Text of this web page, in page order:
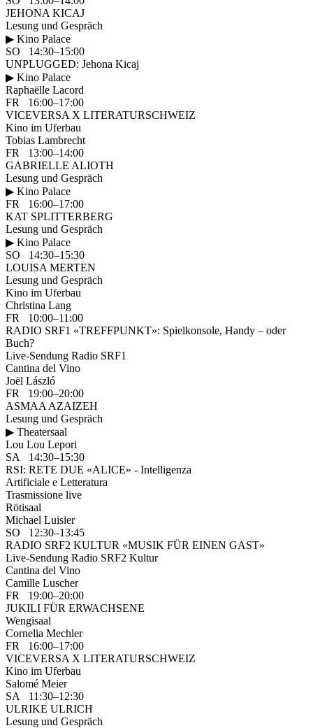
JEHONA KICAJ
Lesung und Gespräch
▶ Kino Palace
SO 14:30–15:00
UNPLUGGED: Jehona Kicaj
▶ Kino Palace
Raphaëlle Lacord
FR 16:00–17:00
VICEVERSA X LITERATURSCHWEIZ
Kino im Uferbau
Tobias Lambrecht
FR 13:00–14:00
GABRIELLE ALIOTH
Lesung und Gespräch
▶ Kino Palace
FR 16:00–17:00
KAT SPLITTERBERG
Lesung und Gespräch
▶ Kino Palace
SO 14:30–15:30
LOUISA MERTEN
Lesung und Gespräch
Kino im Uferbau
Christina Lang
FR 10:00–11:00
RADIO SRF1 «TREFFPUNKT»: Spielkonsole, Handy – oder
Buch?
Live-Sendung Radio SRF1
Cantina del Vino
Joël László
FR 19:00–20:00
ASMAA AZAIZEH
Lesung und Gespräch
▶ Theatersaal
Lou Lou Lepori
SA 14:30–15:30
RSI: RETE DUE «ALICE» - Intelligenza
Artificiale e Letteratura
Trasmissione live
Rötisaal
Michael Luisier
SO 12:30–13:45
RADIO SRF2 KULTUR «MUSIK FÜR EINEN GAST»
Live-Sendung Radio SRF2 Kultur
Cantina del Vino
Camille Luscher
FR 19:00–20:00
JUKILI FÜR ERWACHSENE
Wengisaal
Cornelia Mechler
FR 16:00–17:00
VICEVERSA X LITERATURSCHWEIZ
Kino im Uferbau
Salomé Meier
SA 11:30–12:30
ULRIKE ULRICH
Lesung und Gespräch